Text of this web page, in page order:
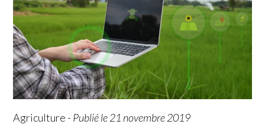
Agriculture - Publié le 21 novembre 2019